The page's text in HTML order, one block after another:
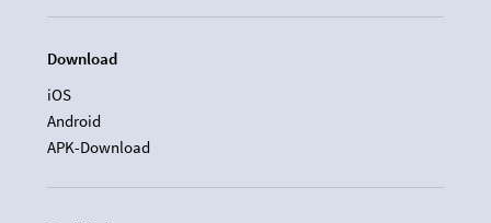
Download
iOS
Android
APK-Download